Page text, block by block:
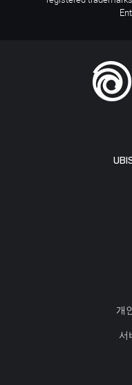
개
서